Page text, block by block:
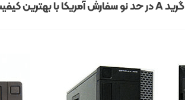
گرید A در حد نو سفارش آمریکا با بهترین کیفیت و قیمت و 13 روز گارانتی تست سلامت